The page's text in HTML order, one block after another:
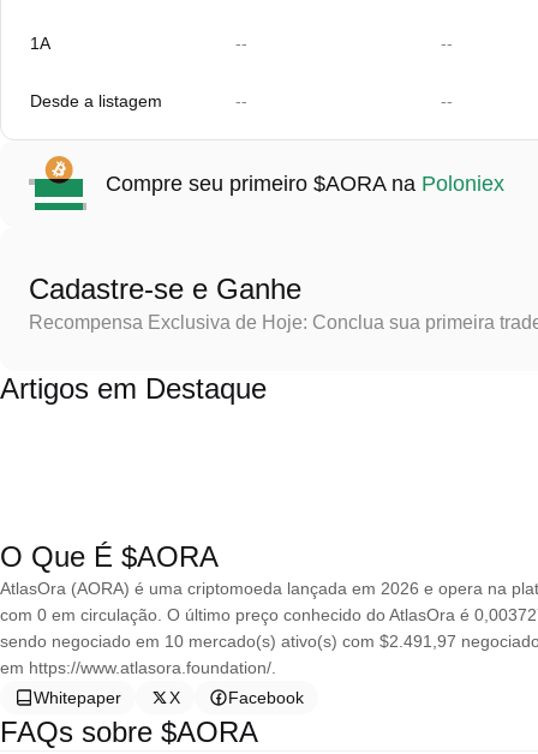
1A -- --
Desde a listagem -- --
Compre seu primeiro $AORA na Poloniex
Cadastre-se e Ganhe
Recompensa Exclusiva de Hoje: Conclua sua primeira
Artigos em Destaque
O Que É $AORA
AtlasOra (AORA) é uma criptomoeda lançada em 2026 e opera na
com 0 em circulação. O último preço conhecido do AtlasOra é
sendo negociado em 10 mercado(s) ativo(s) com $2.491,97
em https://www.atlasora.foundation/.
Whitepaper
X Facebook
FAQs sobre $AORA